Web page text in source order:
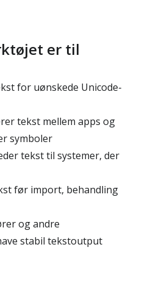
er til
for uønskede Unicode-
tekst mellem apps og
symboler
tekst til systemer, der
før import, behandling
og andre
stabil tekstoutput